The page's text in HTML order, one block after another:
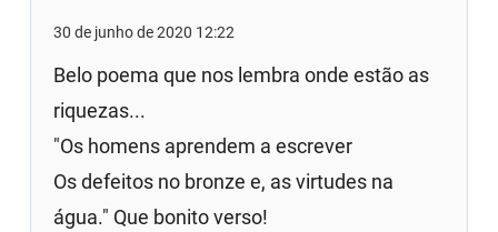
30 de junho de 2020 12:22
Belo poema que nos lembra onde estão as
riquezas...
"Os homens aprendem a escrever
Os defeitos no bronze e, as virtudes na
água." Que bonito verso!